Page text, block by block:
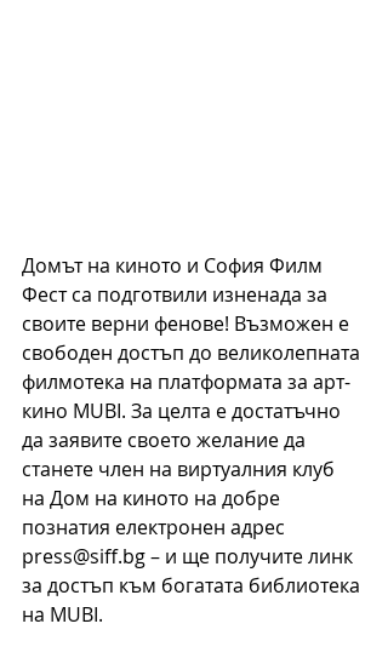
Домът на киното и София Филм
Фест са подготвили изненада за
своите верни фенове! Възможен е
свободен достъп до великолепната
филмотека на платформата за арт-
кино MUBI. За целта е достатъчно
да заявите своето желание да
станете член на виртуалния клуб
на Дом на киното на добре
познатия електронен адрес
press@siff.bg – и ще получите линк
за достъп към богатата библиотека
на MUBI.